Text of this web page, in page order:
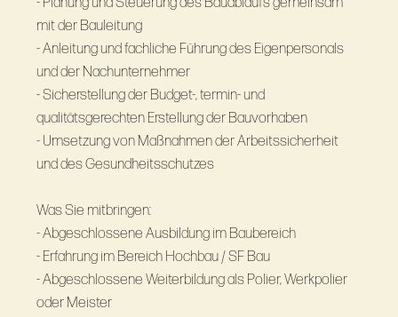
mit der Bauleitung
- Anleitung und fachliche Führung des Eigenpersonals
und der Nachunternehmer
- Sicherstellung der Budget-, termin- und
qualitätsgerechten Erstellung der Bauvorhaben
- Umsetzung von Maßnahmen der Arbeitssicherheit
und des Gesundheitsschutzes
Was Sie mitbringen:
- Abgeschlossene Ausbildung im Baubereich
- Erfahrung im Bereich Hochbau / SF Bau
- Abgeschlossene Weiterbildung als Polier, Werkpolier
oder Meister